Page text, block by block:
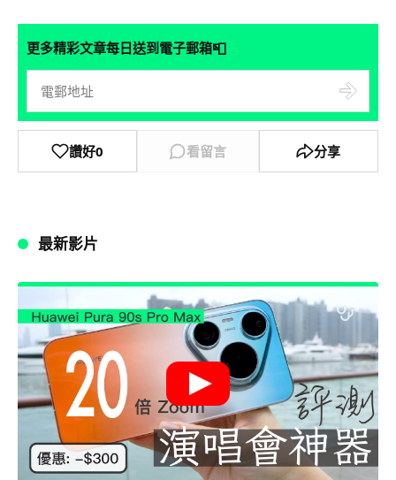
更多精彩文章每日送到電子郵箱📮
讚好0 看留言 分享
最新影片